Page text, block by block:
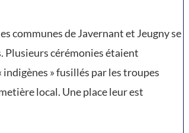
communes de Javernant et Jeugny se
Plusieurs cérémonies étaient
» fusillés par les troupes
local. Une place leur est